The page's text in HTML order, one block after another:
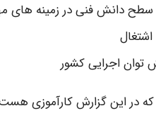
سطح دانش فنی در زمینه
اشتغال
توان اجرایی کشور
که در این گزارش کارآموزی